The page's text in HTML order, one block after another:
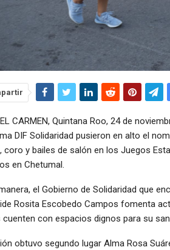
CARMEN, Quintana Roo, 24 de
DIF Solidaridad pusieron en alto el
coro y bailes de salón en los Juegos
en Chetumal.
el Gobierno de Solidaridad que
Rosita Escobedo Campos fomenta
con espacios dignos para su
obtuvo segundo lugar Alma Rosa